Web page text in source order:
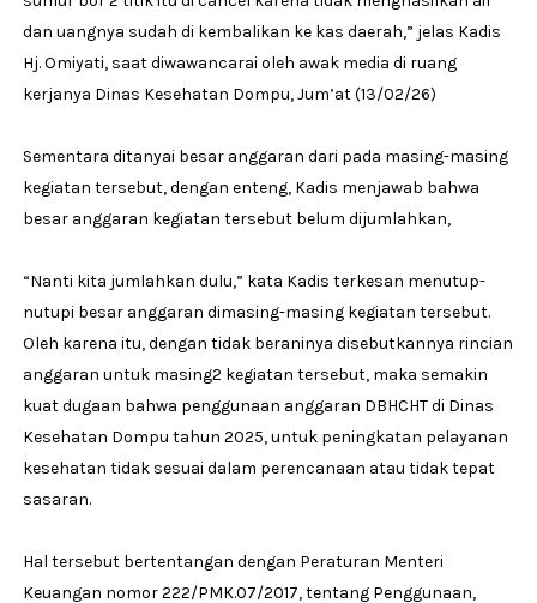
dan uangnya sudah di kembalikan ke kas daerah,” jelas Kadis
Hj. Omiyati, saat diwawancarai oleh awak media di ruang
kerjanya Dinas Kesehatan Dompu, Jum’at (13/02/26)
Sementara ditanyai besar anggaran dari pada masing-masing
kegiatan tersebut, dengan enteng, Kadis menjawab bahwa
besar anggaran kegiatan tersebut belum dijumlahkan,
“Nanti kita jumlahkan dulu,” kata Kadis terkesan menutup-
nutupi besar anggaran dimasing-masing kegiatan tersebut.
Oleh karena itu, dengan tidak beraninya disebutkannya rincian
anggaran untuk masing2 kegiatan tersebut, maka semakin
kuat dugaan bahwa penggunaan anggaran DBHCHT di Dinas
Kesehatan Dompu tahun 2025, untuk peningkatan pelayanan
kesehatan tidak sesuai dalam perencanaan atau tidak tepat
sasaran.
Hal tersebut bertentangan dengan Peraturan Menteri
Keuangan nomor 222/PMK.07/2017, tentang Penggunaan,